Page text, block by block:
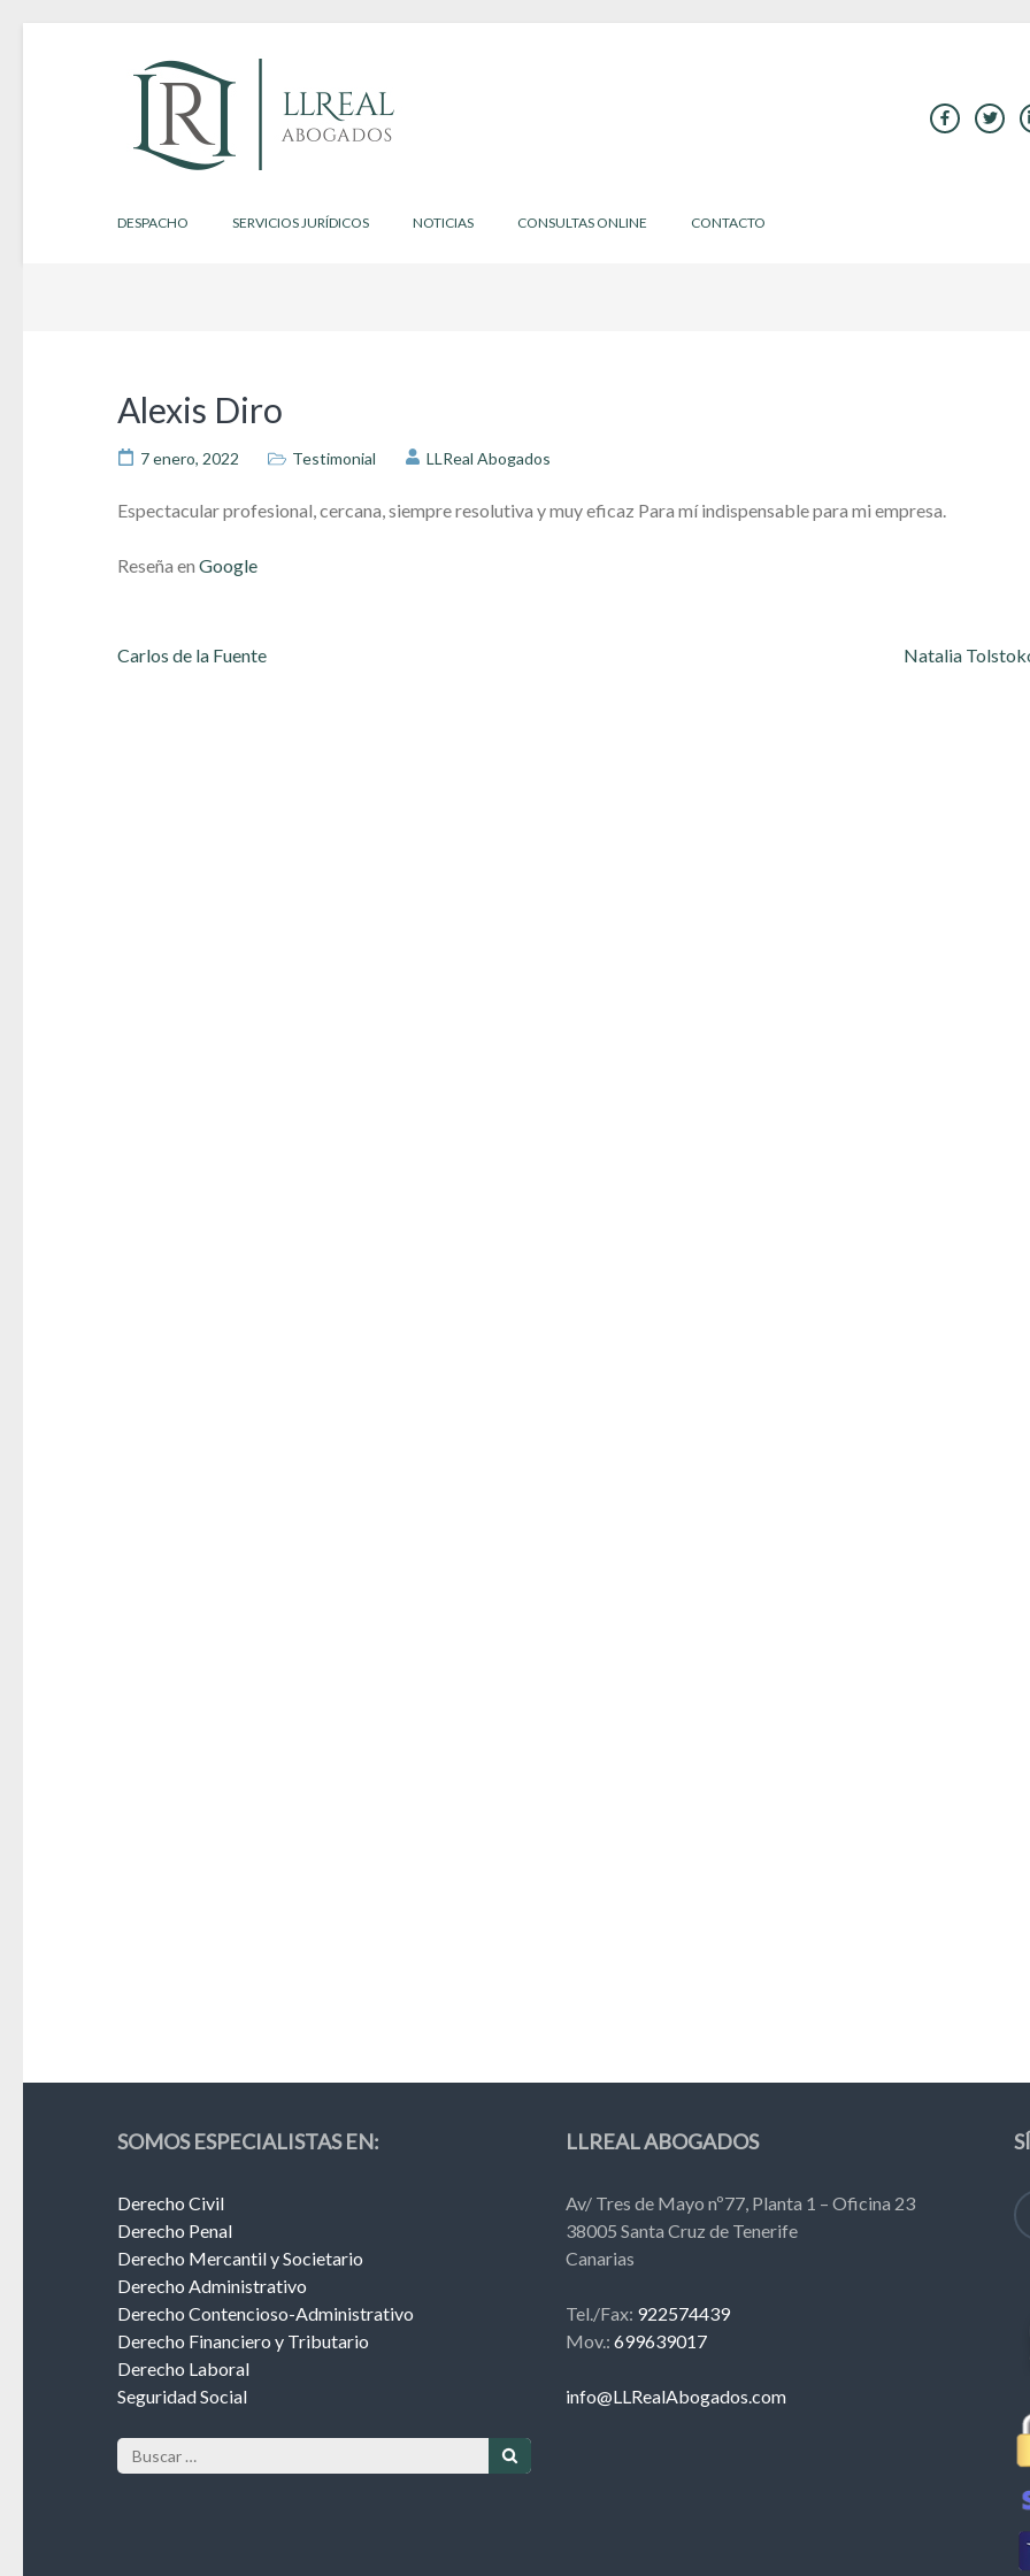
DESPACHO SERVICIOS JURÍDICOS NOTICIAS CONSULTAS ONLINE CONTACTO
Alexis Diro
7 enero, 2022 Testimonial LLReal Abogados
Espectacular profesional, cercana, siempre resolutiva y muy eficaz Para mí indispensable para mi empresa.
Reseña en Google
Navegación
Carlos de la Fuente Natalia
SOMOS ESPECIALISTAS EN:
Derecho Civil
Derecho Penal
Derecho Mercantil y Societario
Derecho Administrativo
Derecho Contencioso-Administrativo
Derecho Financiero y Tributario
Derecho Laboral
Seguridad Social
Buscar:
LLREAL ABOGADOS
Av/ Tres de Mayo nº77, Planta 1 – Oficina 23
38005 Santa Cruz de Tenerife
Canarias
Tel./Fax: 922574439
Mov.: 699639017
info@LLRealAbogados.com